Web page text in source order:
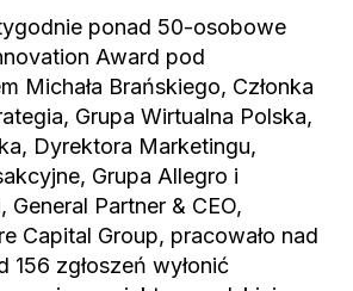
ponad 50-osobowe
Award pod
Michała Brańskiego, Członka
Grupa Wirtualna Polska,
Dyrektora Marketingu,
Grupa Allegro i
General Partner & CEO,
Capital Group, pracowało nad
zgłoszeń wyłonić